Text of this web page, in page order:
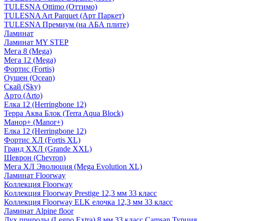
TULESNA Ottimo (Оттимо)
TULESNA Art Parquet (Арт Паркет)
TULESNA Премиум (на АБА плите)
Ламинат
Ламинат MY STEP
Мега 8 (Mega)
Мега 12 (Mega)
Фортис (Fortis)
Оушен (Ocean)
Скай (Sky)
Арто (Arto)
Елка 12 (Herringbone 12)
Терра Аква Блок (Terra Aqua Block)
Манор+ (Manor+)
Елка 12 (Herringbone 12)
Фортис ХЛ (Fortis XL)
Гранд ХХЛ (Grande XXL)
Шеврон (Chevron)
Мега ХЛ Эволюция (Mega Evolution XL)
Ламинат Floorway
Коллекция Floorway
Коллекция Floorway Prestige 12,3 мм 33 класс
Коллекция Floorway ELK елочка 12,3 мм 33 класс
Ламинат Alpine floor